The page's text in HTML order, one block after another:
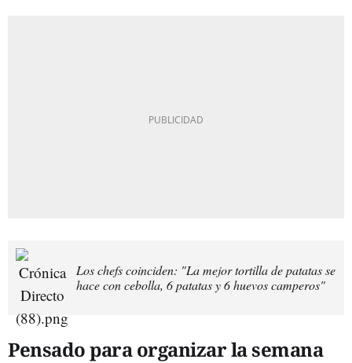
Los chefs coinciden: "La mejor tortilla de patatas se
hace con cebolla, 6 patatas y 6 huevos camperos"
Pensado para organizar la semana